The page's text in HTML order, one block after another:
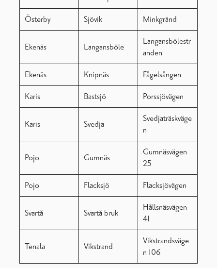
Österby Sjövik Minkgränd
Ekenäs Langansböle
Langansbölestr
anden
Ekenäs Knipnäs Fågelsången
Karis Bastsjö Porssjövägen
Karis Svedja
Svedjaträskväge
n
Pojo Gumnäs
Gumnäsvägen
25
Pojo Flacksjö Flacksjövägen
Svartå Svartå bruk
Hållsnäsvägen
41
Tenala Vikstrand
Vikstrandsväge
n 106